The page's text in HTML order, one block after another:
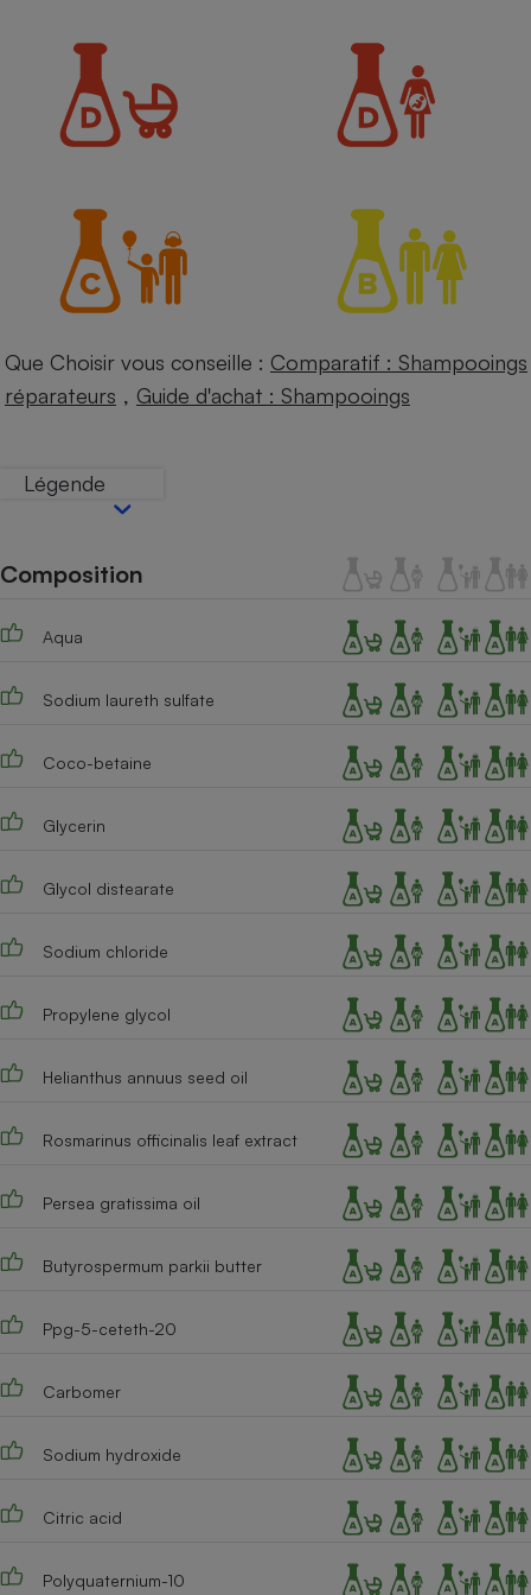
Que Choisir vous conseille : Comparatif : Shampooings
réparateurs , Guide d'achat : Shampooings
Légende
Composition
Aqua
Sodium laureth sulfate
Coco-betaine
Glycerin
Glycol distearate
Sodium chloride
Propylene glycol
Helianthus annuus seed oil
Rosmarinus officinalis leaf extract
Persea gratissima oil
Butyrospermum parkii butter
Ppg-5-ceteth-20
Carbomer
Sodium hydroxide
Citric acid
Polyquaternium-10
Complément
alimentaire
bouteille
Assurance emprunteur
Banque
Petit électroménager -
Plaque de cuisson à
Climatiseur -
Cafetière à expressos
Robot ménager
Téléviseur
Smartphone
Antivirus
Matelas
Climatiseur -
Ventilateur
Mutuelle